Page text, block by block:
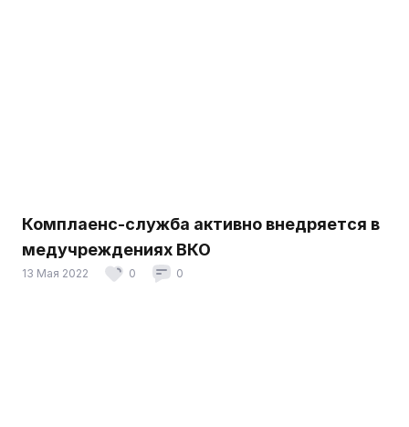
Комплаенс-служба активно внедряется в
медучреждениях ВКО
13 Мая 2022 0 0